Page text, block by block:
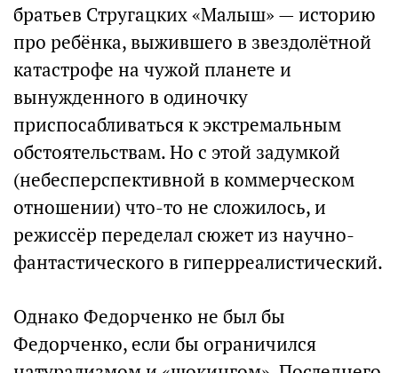
братьев Стругацких «Малыш» — историю
про ребёнка, выжившего в звездолётной
катастрофе на чужой планете и
вынужденного в одиночку
приспосабливаться к экстремальным
обстоятельствам. Но с этой задумкой
(небесперспективной в коммерческом
отношении) что-то не сложилось, и
режиссёр переделал сюжет из научно-
фантастического в гиперреалистический.
Однако Федорченко не был бы
Федорченко, если бы ограничился